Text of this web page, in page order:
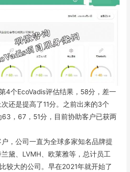
4个EcoVadis评估结果，58分，差一
还是提高了11分。之前出来的3个
63，67，51分，目前协助客户已获两
，公司一直为全球多家知名品牌提
黛、LVMH、欧莱雅等，总计员工
较大的公司。早在2021年就开始了